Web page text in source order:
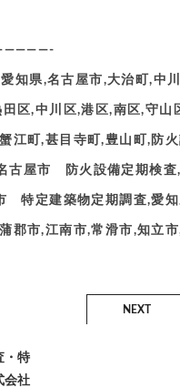
知県,名古屋市,大治町,中
区,中川区,港区,南区,守
江町,甚目寺町,豊山町,防
古屋市 防火設備定期
定建築物定期調査,愛知
郡市,江南市,常滑市,知立
・特
会社
NEXT